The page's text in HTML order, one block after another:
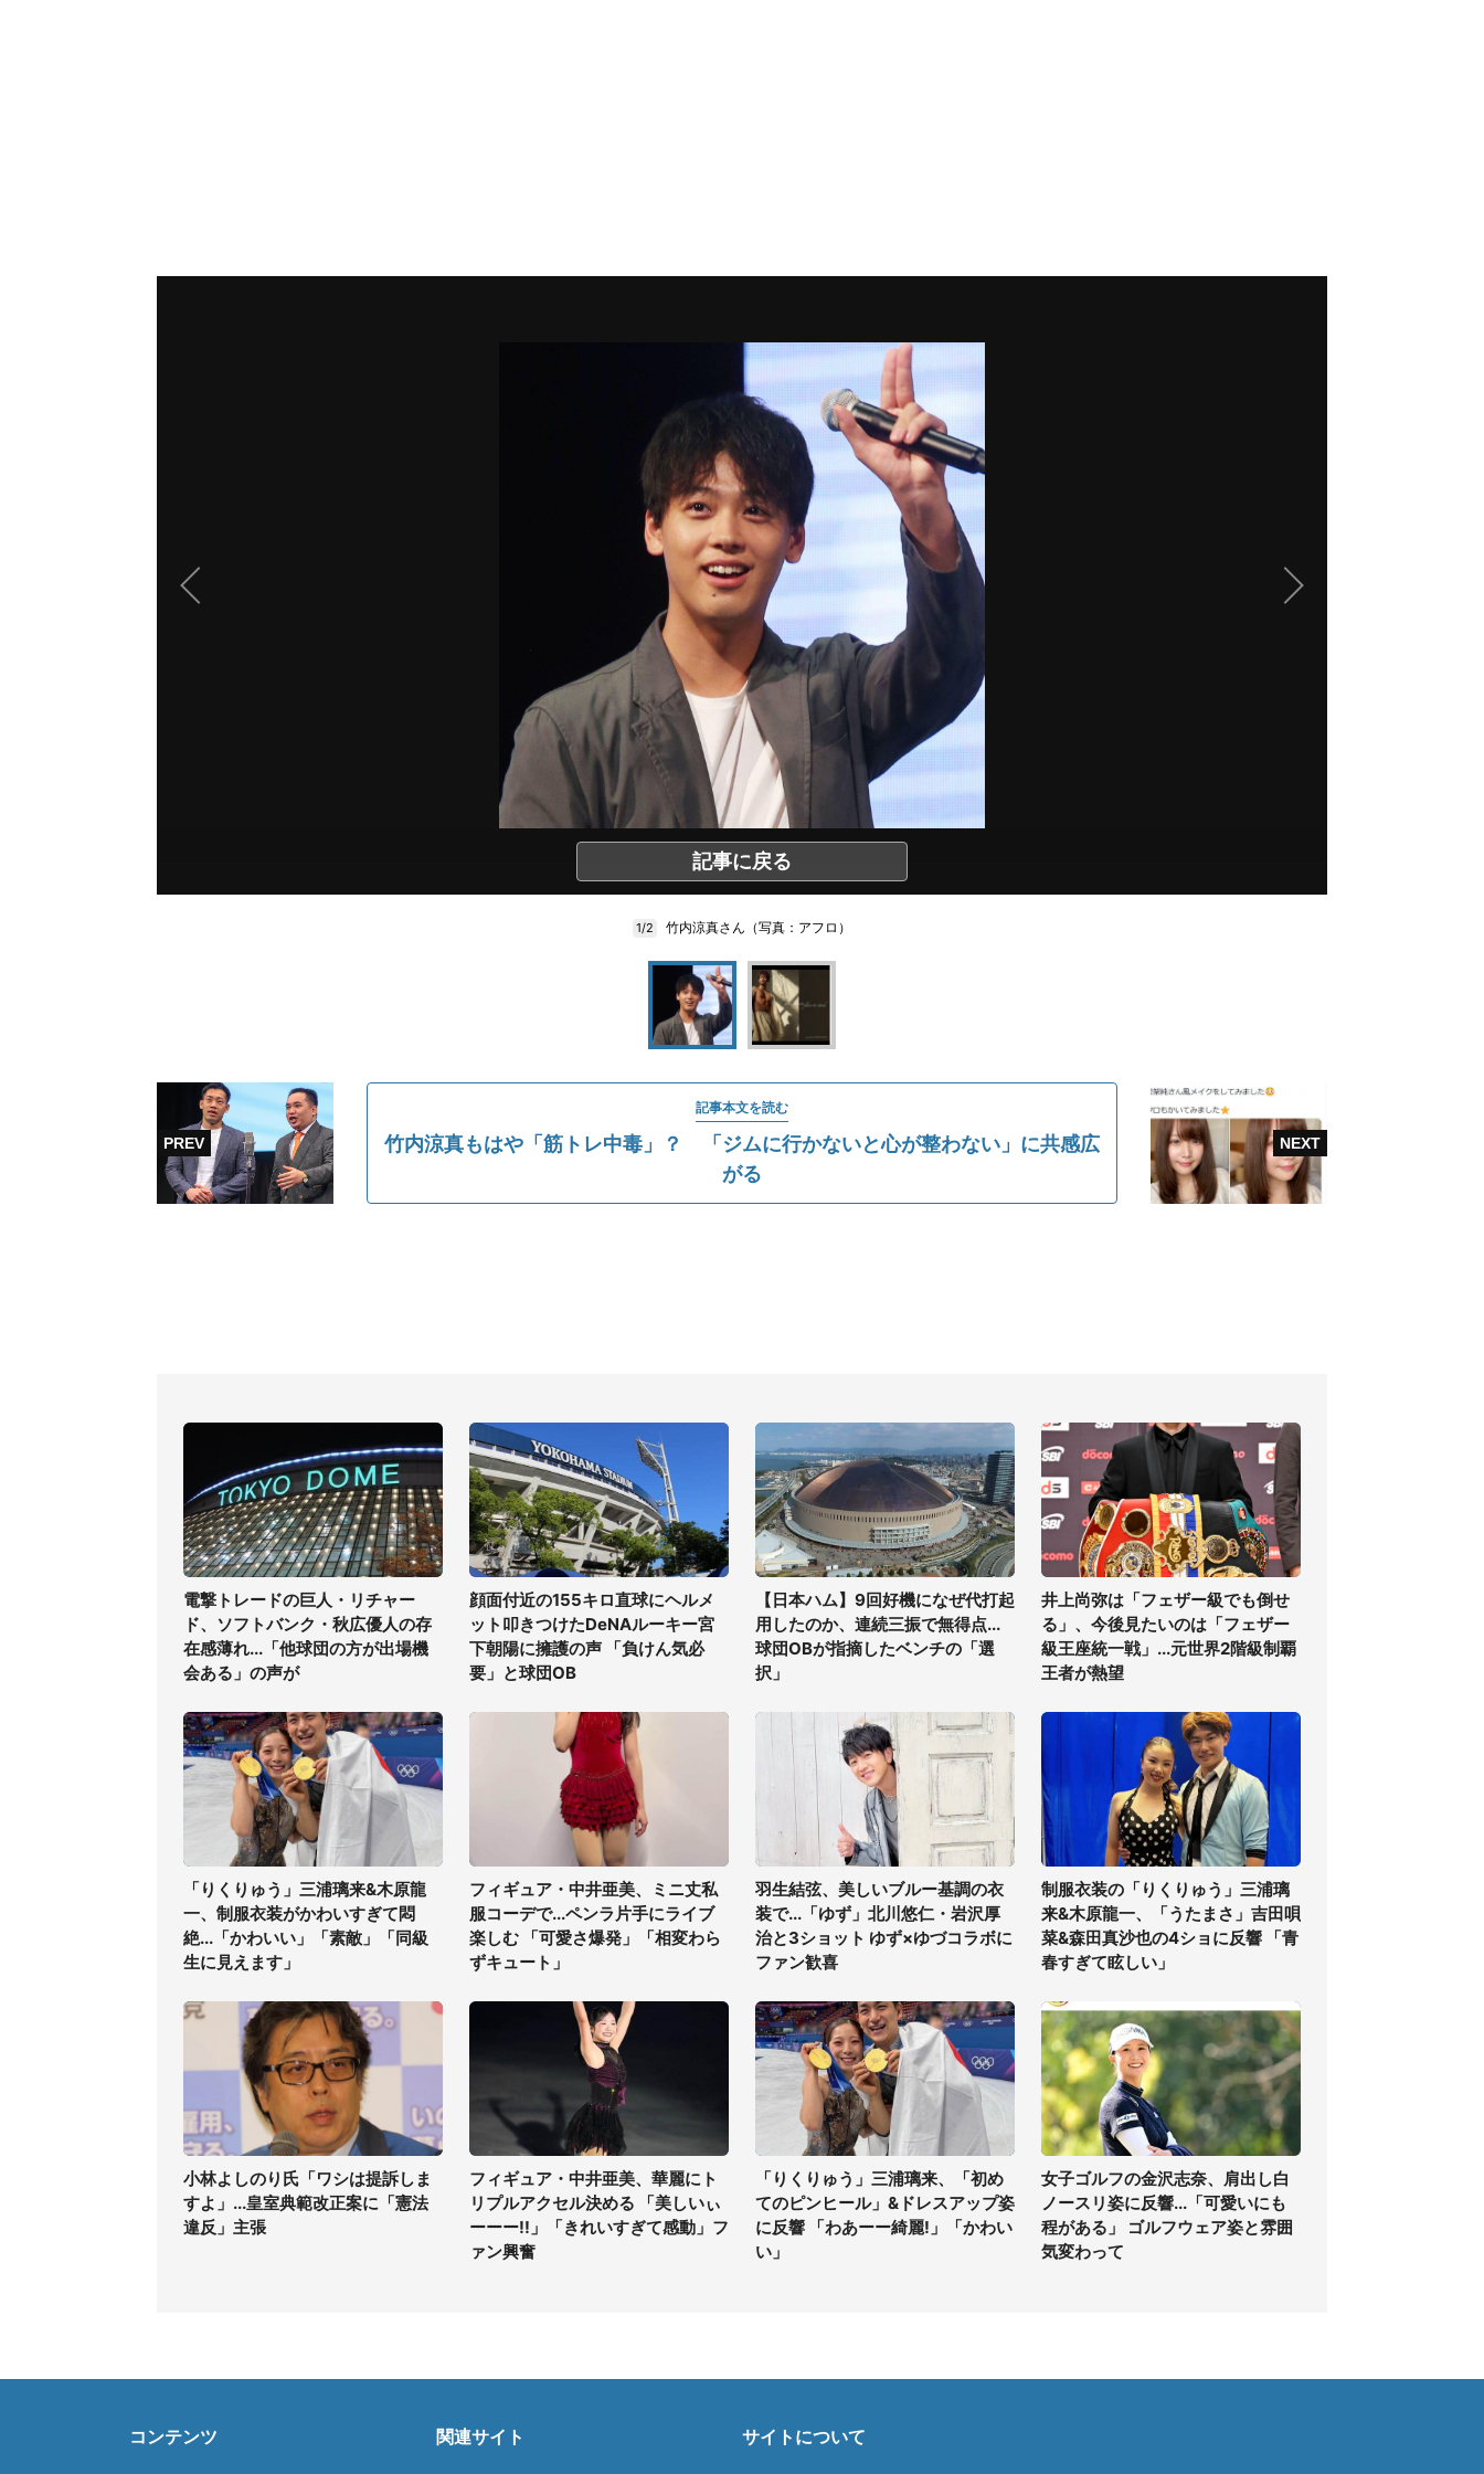
記事に戻る
1/2 竹内涼真さん（写真：アフロ）
記事本文を読む
竹内涼真もはや「筋トレ中毒」？ 「ジムに行かないと心が整わない」に共感広
がる
電撃トレードの巨人・リチャー
ド、ソフトバンク・秋広優人の存
在感薄れ...「他球団の方が出場機
会ある」の声が
顔面付近の155キロ直球にヘルメ
ット叩きつけたDeNAルーキー宮
下朝陽に擁護の声 「負けん気必
要」と球団OB
【日本ハム】9回好機になぜ代打起
用したのか、連続三振で無得点...
球団OBが指摘したベンチの「選
択」
井上尚弥は「フェザー級でも倒せ
る」、今後見たいのは「フェザー
級王座統一戦」...元世界2階級制覇
王者が熱望
「りくりゅう」三浦璃来&木原龍
一、制服衣装がかわいすぎて悶
絶...「かわいい」「素敵」「同級
生に見えます」
フィギュア・中井亜美、ミニ丈私
服コーデで...ペンラ片手にライブ
楽しむ 「可愛さ爆発」「相変わら
ずキュート」
羽生結弦、美しいブルー基調の衣
装で...「ゆず」北川悠仁・岩沢厚
治と3ショット ゆず×ゆづコラボに
ファン歓喜
制服衣装の「りくりゅう」三浦璃
来&木原龍一、「うたまさ」吉田唄
菜&森田真沙也の4ショに反響 「青
春すぎて眩しい」
小林よしのり氏「ワシは提訴しま
すよ」...皇室典範改正案に「憲法
違反」主張
フィギュア・中井亜美、華麗にト
リプルアクセル決める 「美しいぃ
ーーー!!」「きれいすぎて感動」フ
ァン興奮
「りくりゅう」三浦璃来、「初め
てのピンヒール」&ドレスアップ姿
に反響 「わあーー綺麗!」「かわい
い」
女子ゴルフの金沢志奈、肩出し白
ノースリ姿に反響...「可愛いにも
程がある」 ゴルフウェア姿と雰囲
気変わって
コンテンツ 関連サイト サイトについて